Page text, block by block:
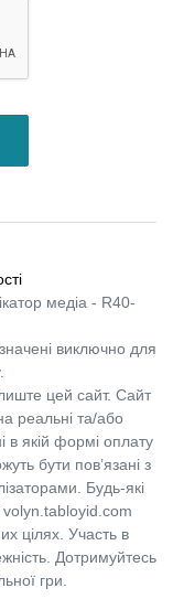
медіа - R40-
виключно для
цей сайт. Сайт
реальні та/або
в якій формі оплату
бути пов’язані з
Будь-які
volyn.tabloyid.com
цілях. Участь в
Дотримуйтесь
гри.